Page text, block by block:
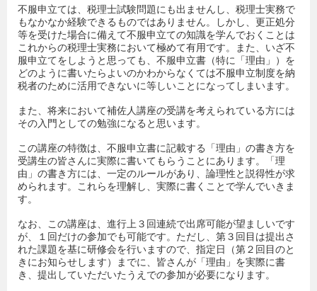
不服申立ては、税理士試験問題にも出ませんし、税理士実務で
もなかなか経験できるものではありません。しかし、更正処分
等を受けた場合に備えて不服申立ての知識を学んでおくことは
これからの税理士実務において極めて有用です。また、いざ不
服申立てをしようと思っても、不服申立書（特に「理由」）を
どのように書いたらよいのかわからなくては不服申立制度を納
税者のために活用できないに等しいことになってしまいます。
また、将来において補佐人講座の受講を考えられている方には
その入門としての勉強になると思います。
この講座の特徴は、不服申立書に記載する「理由」の書き方を
受講生の皆さんに実際に書いてもらうことにあります。「理
由」の書き方には、一定のルールがあり、論理性と説得性が求
められます。これらを理解し、実際に書くことで学んでいきま
す。
なお、この講座は、進行上３回連続で出席可能が望ましいです
が、１回だけの参加でも可能です。ただし、第３回目は提出さ
れた課題を基に研修会を行いますので、指定日（第２回目のと
きにお知らせします）までに、皆さんが「理由」を実際に書
き、提出していただいたうえでの参加が必要になります。